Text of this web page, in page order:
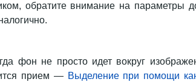
обратите внимание на параметры
фон не просто идет вокруг
прием — Выделение при помощи